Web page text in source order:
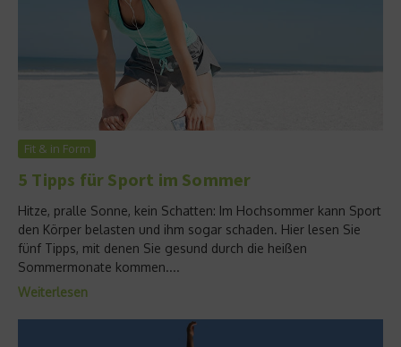
Fit & in Form
5 Tipps für Sport im Sommer
Hitze, pralle Sonne, kein Schatten: Im Hochsommer kann Sport
den Körper belasten und ihm sogar schaden. Hier lesen Sie
fünf Tipps, mit denen Sie gesund durch die heißen
Sommermonate kommen....
Weiterlesen